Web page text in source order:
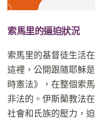
索馬里的逼迫狀況
索馬里的基督徒生活
這裡，公開跟隨耶穌
時憲法》，在整個索
非法的。伊斯蘭教法
社會和氏族的壓力，